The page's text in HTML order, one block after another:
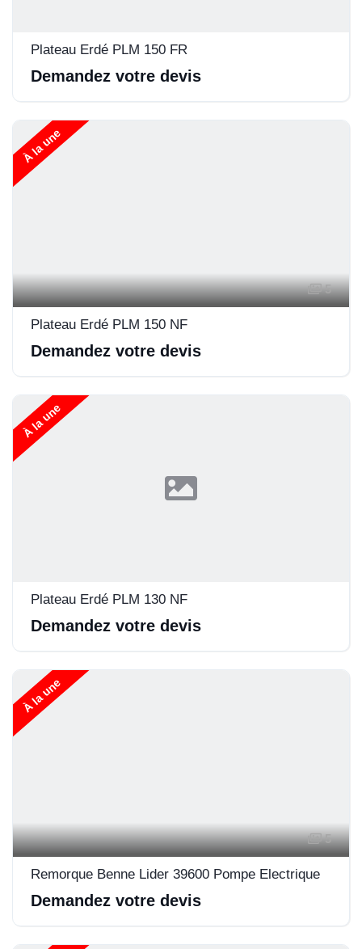
Plateau Erdé PLM 150 FR
Demandez votre devis
À la une
5
Plateau Erdé PLM 150 NF
Demandez votre devis
À la une
Plateau Erdé PLM 130 NF
Demandez votre devis
À la une
5
Remorque Benne Lider 39600 Pompe Electrique
Demandez votre devis